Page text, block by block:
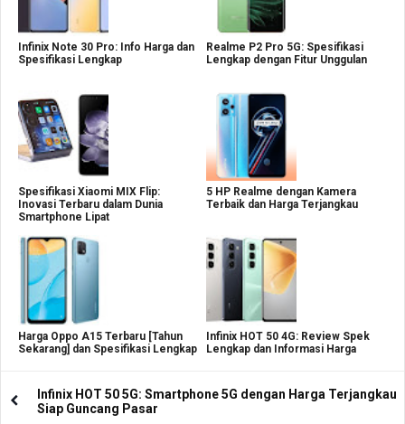
Infinix Note 30 Pro: Info Harga dan
Spesifikasi Lengkap
Realme P2 Pro 5G: Spesifikasi
Lengkap dengan Fitur Unggulan
Spesifikasi Xiaomi MIX Flip:
Inovasi Terbaru dalam Dunia
Smartphone Lipat
5 HP Realme dengan Kamera
Terbaik dan Harga Terjangkau
Harga Oppo A15 Terbaru [Tahun
Sekarang] dan Spesifikasi Lengkap
Infinix HOT 50 4G: Review Spek
Lengkap dan Informasi Harga
Infinix HOT 50 5G: Smartphone 5G dengan Harga Terjangkau
Siap Guncang Pasar